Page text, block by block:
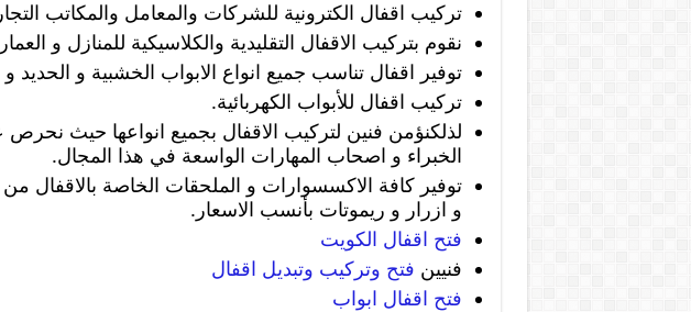
تركيب اقفال الكترونية للشركات والمعامل والمكاتب
نقوم بتركيب الاقفال التقليدية والكلاسيكية للمنازل و
توفير اقفال تناسب جميع انواع الابواب الخشبية و الحديد و
تركيب اقفال للأبواب الكهربائية.
لذلكنؤمن فنين لتركيب الاقفال بجميع انواعها حيث نحرص
الخبراء و اصحاب المهارات الواسعة في هذا المجال.
توفير كافة الاكسسوارات و الملحقات الخاصة بالاقفال
و ازرار و ريموتات بأنسب الاسعار.
فتح اقفال الكويت
فنيين فتح وتركيب وتبديل اقفال
فتح اقفال ابواب